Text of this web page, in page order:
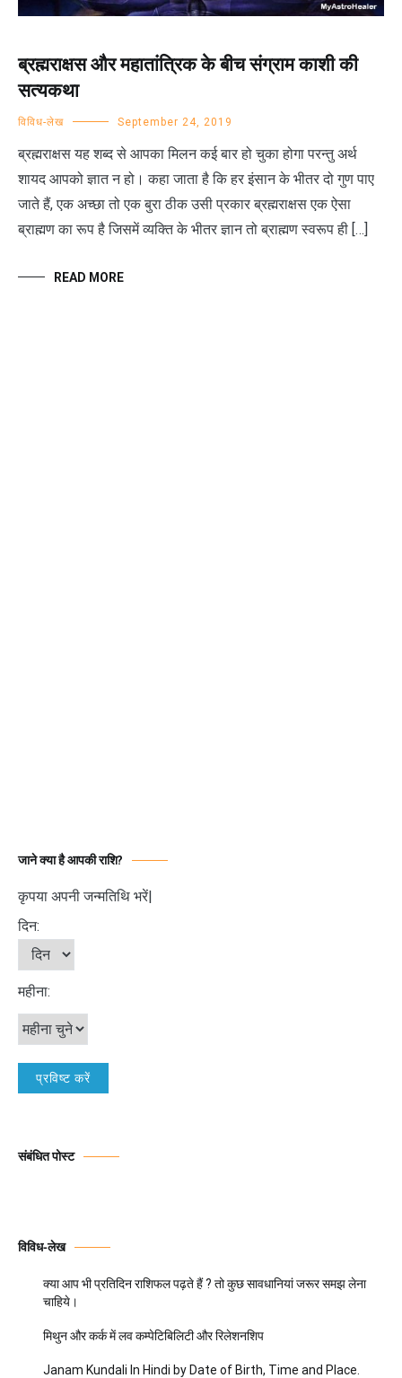
ब्रह्मराक्षस और महातांत्रिक के बीच संग्राम काशी की
सत्यकथा
विविध-लेख September 24, 2019
ब्रह्मराक्षस यह शब्द से आपका मिलन कई बार हो चुका होगा परन्तु अर्थ
शायद आपको ज्ञात न हो। कहा जाता है कि हर इंसान के भीतर दो गुण पाए
जाते हैं, एक अच्छा तो एक बुरा ठीक उसी प्रकार ब्रह्मराक्षस एक ऐसा
ब्राह्मण का रूप है जिसमें व्यक्ति के भीतर ज्ञान तो ब्राह्मण स्वरूप ही […]
READ MORE
जाने क्या है आपकी राशि?
कृपया अपनी जन्मतिथि भरें|
दिन:
महीना:
संबंधित पोस्ट
विविध-लेख
क्या आप भी प्रतिदिन राशिफल पढ़ते हैं ? तो कुछ सावधानियां जरूर समझ लेना
चाहिये।
मिथुन और कर्क में लव कम्पेटिबिलिटी और रिलेशनशिप
Janam Kundali In Hindi by Date of Birth, Time and Place.